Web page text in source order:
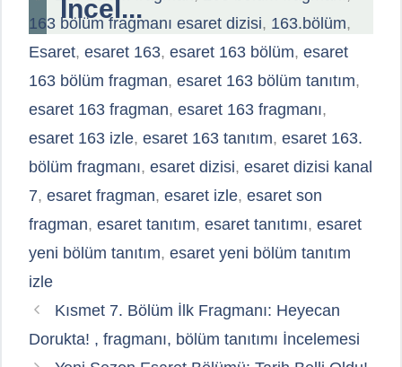
İncel...
163 bölüm fragmanı esaret dizisi, 163.bölüm,
Esaret, esaret 163, esaret 163 bölüm, esaret
163 bölüm fragman, esaret 163 bölüm tanıtım,
esaret 163 fragman, esaret 163 fragmanı,
esaret 163 izle, esaret 163 tanıtım, esaret 163.
bölüm fragmanı, esaret dizisi, esaret dizisi kanal
7, esaret fragman, esaret izle, esaret son
fragman, esaret tanıtım, esaret tanıtımı, esaret
yeni bölüm tanıtım, esaret yeni bölüm tanıtım
izle
Kısmet 7. Bölüm İlk Fragmanı: Heyecan
Dorukta! , fragmanı, bölüm tanıtımı İncelemesi